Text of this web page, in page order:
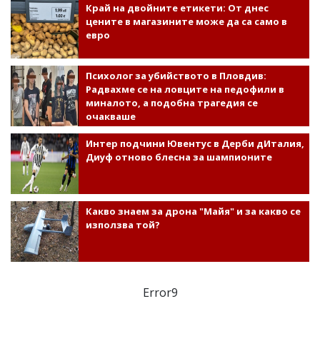
Край на двойните етикети: От днес
цените в магазините може да са само в
евро
Психолог за убийството в Пловдив:
Радвахме се на ловците на педофили в
миналото, а подобна трагедия се
очакваше
Интер подчини Ювентус в Дерби дИталия,
Диуф отново блесна за шампионите
Какво знаем за дрона "Майя" и за какво се
използва той?
Error9